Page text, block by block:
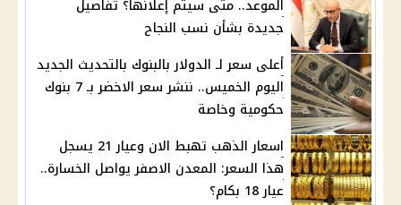
الموعد.. متى سيتم إعلانها؟ تفاصيل
جديدة بشأن نسب النجاح
أعلى سعر لـ الدولار بالبنوك بالتحديث الجديد
اليوم الخميس.. ننشر سعر الاخضر بـ 7 بنوك
حكومية وخاصة
اسعار الذهب تهبط الان وعيار 21 يسجل
هذا السعر: المعدن الاصفر يواصل الخسارة..
عيار 18 بكام؟